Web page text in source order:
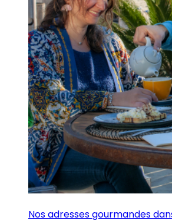
Nos adresses gourmandes